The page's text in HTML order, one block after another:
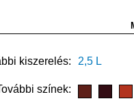
kiszerelés: 2,5 L
színek: